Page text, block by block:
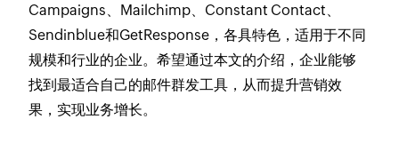
Campaigns、Mailchimp、Constant Contact、
Sendinblue和GetResponse，各具特色，适用于不同
规模和行业的企业。希望通过本文的介绍，企业能够
找到最适合自己的邮件群发工具，从而提升营销效
果，实现业务增长。